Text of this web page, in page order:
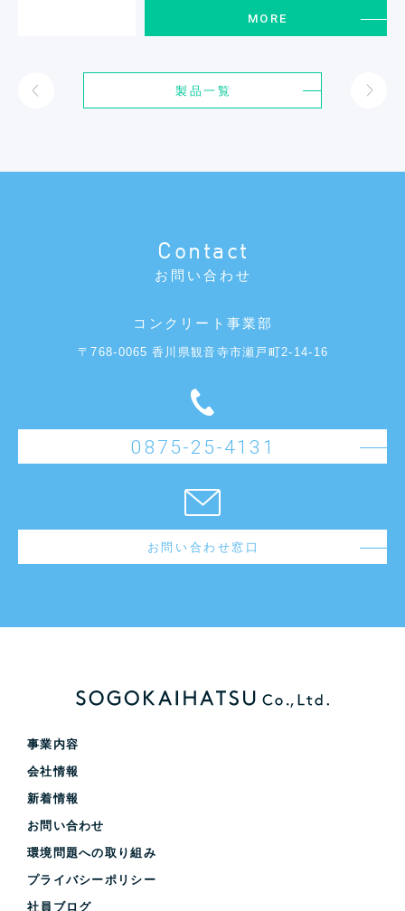
MORE
製品一覧
Contact
お問い合わせ
コンクリート事業部
〒768-0065 香川県観音寺市瀬戸町2-14-16
0875-25-4131
お問い合わせ窓口
事業内容
会社情報
新着情報
お問い合わせ
環境問題への取り組み
プライバシーポリシー
社員ブログ